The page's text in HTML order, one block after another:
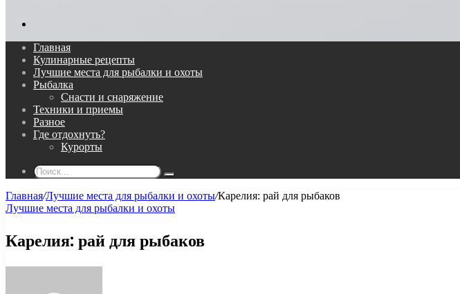
Главная
Кулинарные рецепты
Лучшие места для рыбалки и охоты
Рыбалка
Снасти и снаряжение
Техники и приемы
Разное
Где отдохнуть?
Курорты
Поиск...
Главная/Лучшие места для рыбалки и охоты/Карелия: рай для рыбаков
Лучшие места для рыбалки и охоты
Карелия: рай для рыбаков